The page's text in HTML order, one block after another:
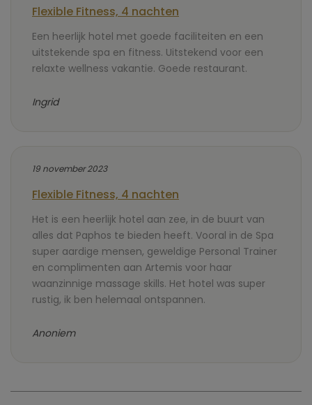
Flexible Fitness, 4 nachten
Een heerlijk hotel met goede faciliteiten en een
uitstekende spa en fitness. Uitstekend voor een
relaxte wellness vakantie. Goede restaurant.
Ingrid
19 november 2023
Flexible Fitness, 4 nachten
Het is een heerlijk hotel aan zee, in de buurt van
alles dat Paphos te bieden heeft. Vooral in de Spa
super aardige mensen, geweldige Personal Trainer
en complimenten aan Artemis voor haar
waanzinnige massage skills. Het hotel was super
rustig, ik ben helemaal ontspannen.
Anoniem